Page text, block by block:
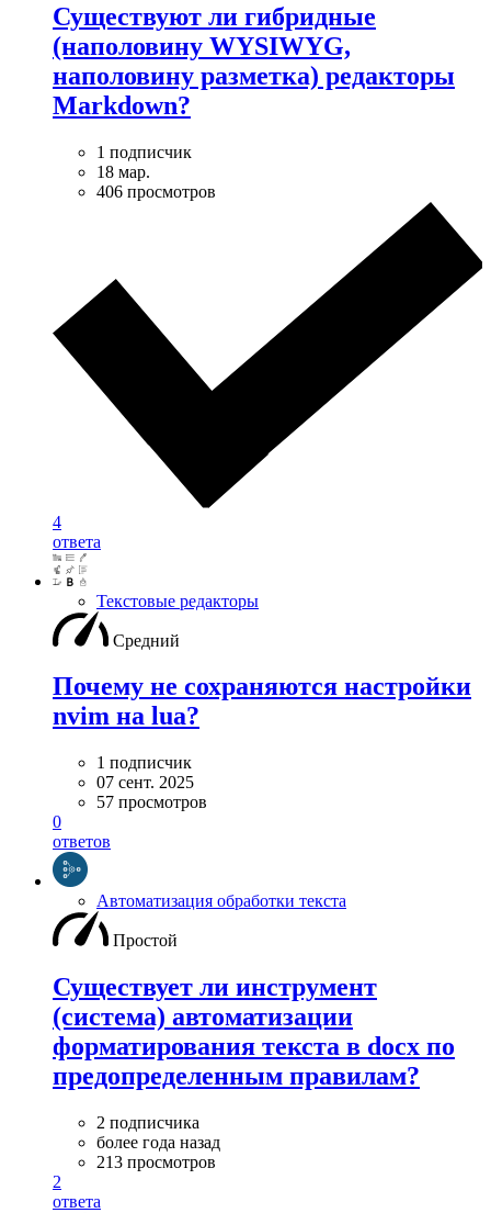
Существуют ли гибридные
(наполовину WYSIWYG,
наполовину разметка) редакторы
Markdown?
1 подписчик
18 мар.
406 просмотров
4
ответа
Текстовые редакторы
Средний
Почему не сохраняются настройки
nvim на lua?
1 подписчик
07 сент. 2025
57 просмотров
0
ответов
Автоматизация обработки текста
Простой
Существует ли инструмент
(система) автоматизации
форматирования текста в docx по
предопределенным правилам?
2 подписчика
более года назад
213 просмотров
2
ответа